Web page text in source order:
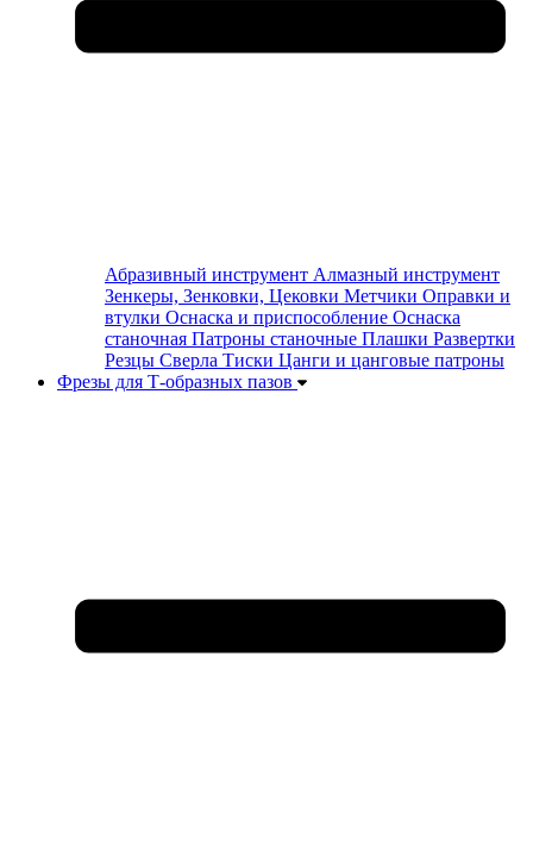
Абразивный инструмент Алмазный инструмент
Зенкеры, Зенковки, Цековки Метчики Оправки и
втулки Оснаска и приспособление Оснаска
станочная Патроны станочные Плашки Развертки
Резцы Сверла Тиски Цанги и цанговые патроны
Фрезы для Т-образных пазов